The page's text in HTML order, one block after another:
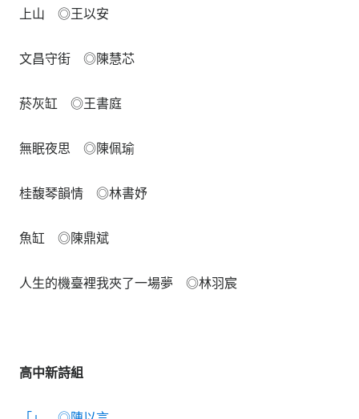
上山 ◎王以安
文昌守街 ◎陳慧芯
菸灰缸 ◎王書庭
無眠夜思 ◎陳佩瑜
桂馥琴韻情 ◎林書妤
魚缸 ◎陳鼎斌
人生的機臺裡我夾了一場夢 ◎林羽宸
高中新詩組